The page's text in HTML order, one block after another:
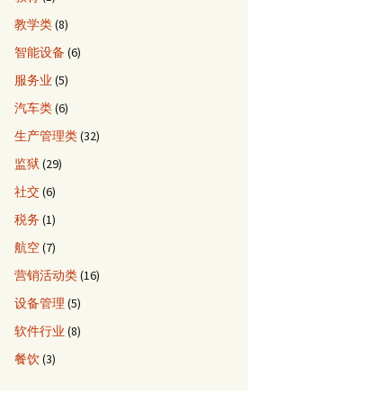
教学类(8)
智能设备 (6)
服务业 (5)
汽车类(6)
生产管理类(32)
监狱 (29)
社交(6)
税务 (1)
航空(7)
营销活动类(16)
设备管理 (5)
软件行业 (8)
餐饮(3)